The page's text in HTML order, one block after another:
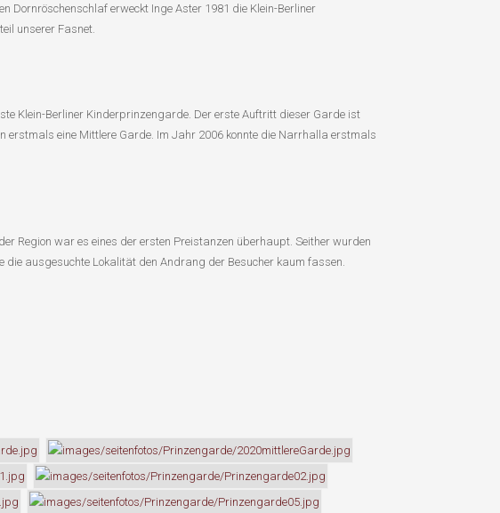
Dornröschenschlaf erweckt Inge Aster 1981 die Klein-Berliner
unserer Fasnet.
Klein-Berliner Kinderprinzengarde. Der erste Auftritt dieser Garde ist
erstmals eine Mittlere Garde. Im Jahr 2006 konnte die Narrhalla erstmals
Region war es eines der ersten Preistanzen überhaupt. Seither wurden
ausgesuchte Lokalität den Andrang der Besucher kaum fassen.